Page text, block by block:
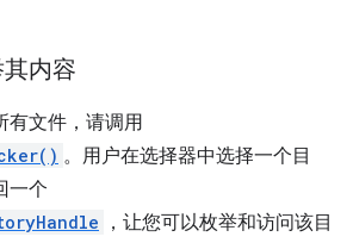
内容
有文件，请调用
。用户在选择器中选择一个目
一个
，让您可以枚举和访问该目